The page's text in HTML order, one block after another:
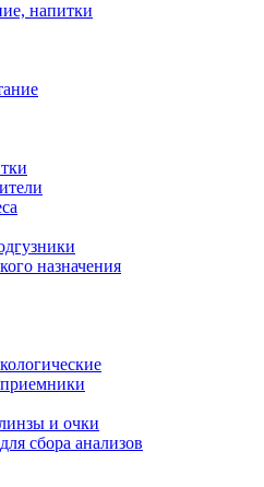
напитки
назначения
и очки
сбора анализов